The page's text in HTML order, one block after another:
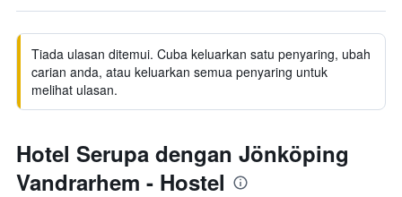
Tiada ulasan ditemui. Cuba keluarkan satu penyaring, ubah
carian anda, atau keluarkan semua penyaring untuk
melihat ulasan.
Hotel Serupa dengan Jönköping
Vandrarhem - Hostel